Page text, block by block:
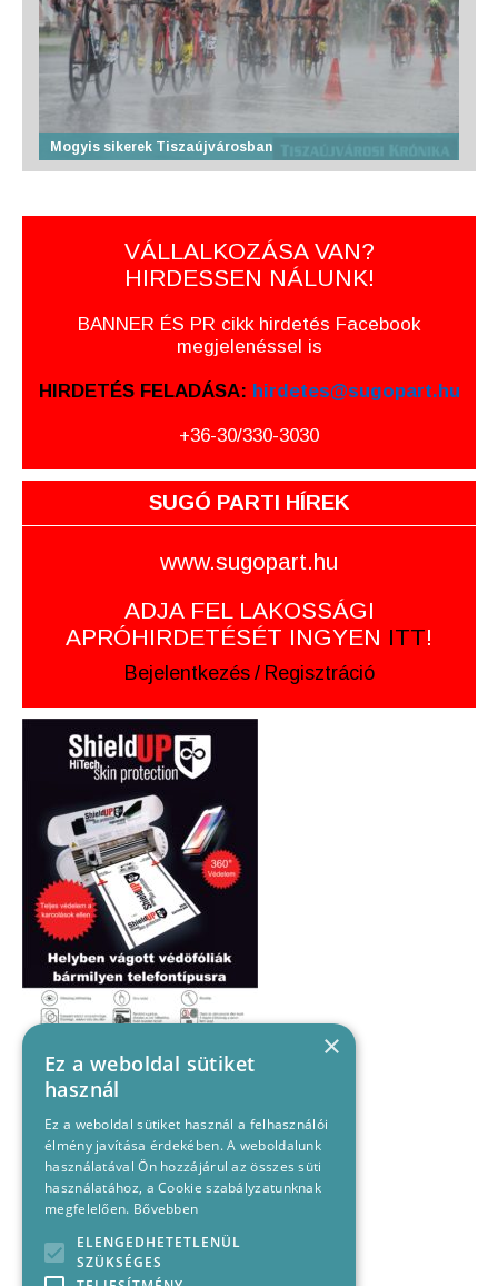
Mogyis sikerek Tiszaújvárosban
VÁLLALKOZÁSA VAN?
HIRDESSEN NÁLUNK!
BANNER ÉS PR cikk hirdetés Facebook
megjelenéssel is
HIRDETÉS FELADÁSA: hirdetes@sugopart.hu
+36-30/330-3030
SUGÓ PARTI HÍREK
www.sugopart.hu
ADJA FEL LAKOSSÁGI
APRÓHIRDETÉSÉT INGYEN ITT!
Bejelentkezés / Regisztráció
×
Ez a weboldal sütiket
használ
Ez a weboldal sütiket használ a felhasználói
élmény javítása érdekében. A weboldalunk
használatával Ön hozzájárul az összes süti
használatához, a Cookie szabályzatunknak
megfelelően. Bővebben
ELENGEDHETETLENÜL
SZÜKSÉGES